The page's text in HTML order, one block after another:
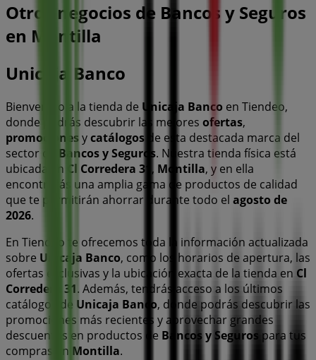
Otros negocios de Bancos y Seguros
en Montilla
Unicaja Banco
Bienvenido a la tienda de Unicaja Banco en Tiendeo,
donde podrás descubrir las mejores ofertas,
promociones ycatálogos de esta destacada marca del
sector de Bancos y Seguros. Nuestra tienda física está
ubicada en Cl Corredera 31 , Montilla, y en ella
encontrarás una amplia gama de productos de calidad
que te permitirán ahorrar durante todo el agosto de
2026.
En Tiendeo te ofrecemos toda la información actualizada
sobre Unicaja Banco, como los horarios de apertura, las
ofertas exclusivas y la ubicación exacta de la tienda en Cl
Corredera 31. Además, tendrás acceso a los últimos
catálogos de Unicaja Banco, donde podrás descubrir las
promociones más recientes y aprovechar grandes
descuentos en productos de Bancos y Seguros para tus
compras en Montilla.